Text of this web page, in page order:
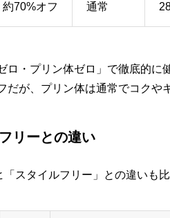
約70%オフ 通常
ロ・プリン体ゼロ」で徹底的に
だが、プリン体は通常でコクや
リーとの違い
スタイルフリー」との違いも